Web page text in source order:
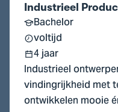
Industrieel
Bachelor
voltijd
4 jaar
Industrieel
vindingrijkheid met
ontwikkelen mooie